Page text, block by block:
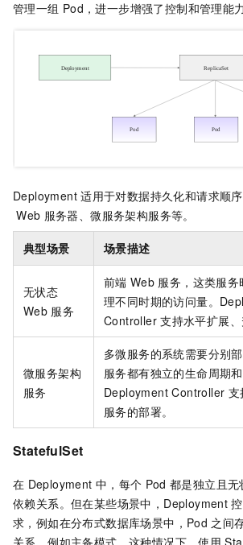
管理一组 Pod，进一步增强了控制和管理能力
Deployment 适用于对数据持久化和请求顺
Web 服务器、微服务架构服务等。
典型场景 场景描述
无状态
Web 服务
前端 Web 服务，这类服
理不同时期的访问量。
Controller 支持水平扩展、
微服务架构
服务
多微服务的系统需要分别
服务都有独立的生命周期和
Deployment Controller 支
服务的部署。
StatefulSet
在 Deployment 中，每个 Pod 都是独立且
依赖关系。但在某些场景中，Deployment
求，例如在分布式数据库场景中，Pod 之间